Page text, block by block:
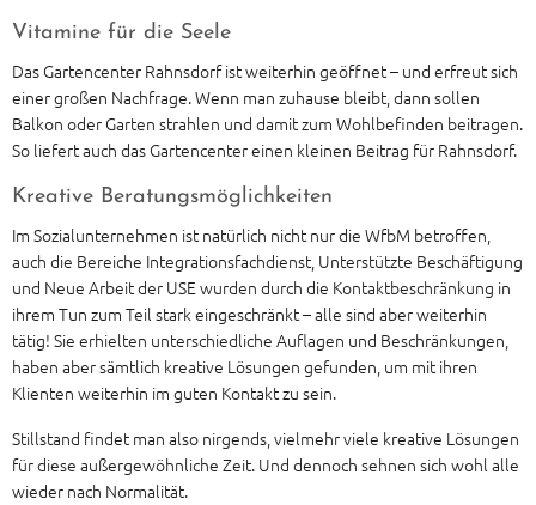
Vitamine für die Seele
Das Gartencenter Rahnsdorf ist weiterhin geöffnet – und erfreut sich
einer großen Nachfrage. Wenn man zuhause bleibt, dann sollen
Balkon oder Garten strahlen und damit zum Wohlbefinden beitragen.
So liefert auch das Gartencenter einen kleinen Beitrag für Rahnsdorf.
Kreative Beratungsmöglichkeiten
Im Sozialunternehmen ist natürlich nicht nur die WfbM betroffen,
auch die Bereiche Integrationsfachdienst, Unterstützte Beschäftigung
und Neue Arbeit der USE wurden durch die Kontaktbeschränkung in
ihrem Tun zum Teil stark eingeschränkt – alle sind aber weiterhin
tätig! Sie erhielten unterschiedliche Auflagen und Beschränkungen,
haben aber sämtlich kreative Lösungen gefunden, um mit ihren
Klienten weiterhin im guten Kontakt zu sein.
Stillstand findet man also nirgends, vielmehr viele kreative Lösungen
für diese außergewöhnliche Zeit. Und dennoch sehnen sich wohl alle
wieder nach Normalität.